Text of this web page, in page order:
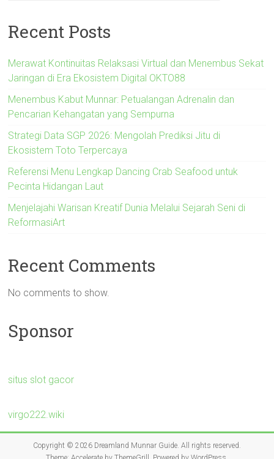
Recent Posts
Merawat Kontinuitas Relaksasi Virtual dan Menembus Sekat
Jaringan di Era Ekosistem Digital OKTO88
Menembus Kabut Munnar: Petualangan Adrenalin dan
Pencarian Kehangatan yang Sempurna
Strategi Data SGP 2026: Mengolah Prediksi Jitu di
Ekosistem Toto Terpercaya
Referensi Menu Lengkap Dancing Crab Seafood untuk
Pecinta Hidangan Laut
Menjelajahi Warisan Kreatif Dunia Melalui Sejarah Seni di
ReformasiArt
Recent Comments
No comments to show.
Sponsor
situs slot gacor
virgo222.wiki
Copyright © 2026 Dreamland Munnar Guide. All rights reserved.